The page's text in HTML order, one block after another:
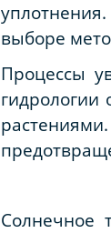
выборе
Процессы
гидрологии
Солнечное